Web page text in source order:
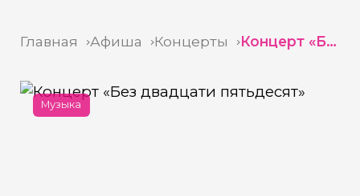
Главная Афиша Концерты Концерт «Без двадцати пятьдесят»
Музыка